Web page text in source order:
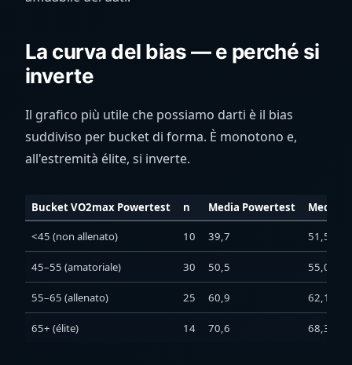
La curva del bias — e perché si
inverte
Il grafico più utile che possiamo darti è il bias
suddiviso per bucket di forma. È monotono e,
all'estremità élite, si inverte.
Bucket VO2max Powertest n Media Powertest Media
<45 (non allenato) 10 39,7 51,5
45–55 (amatoriale) 30 50,5 55,0
55–65 (allenato) 25 60,9 62,1
65+ (élite) 14 70,6 68,3